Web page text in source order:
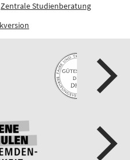
Zentrale Studienberatung